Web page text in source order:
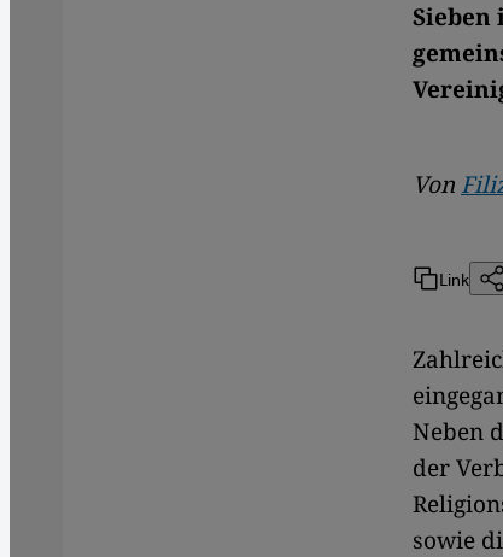
Sieben
Von
Link
Neben
der
sowie